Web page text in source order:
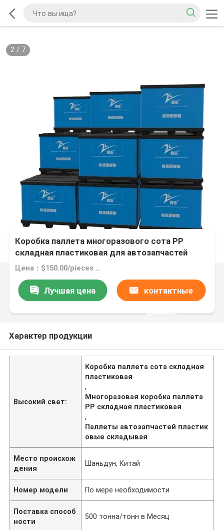
2/ 7
Коробка паллета многоразового сота PP
складная пластиковая для автозапчастей
Цена：$150.00/pieces 1-9 pieces
Лучшая цена контактные
данные
Характер продукции
Высокий свет:
Коробка паллета сота складная
пластиковая
,
Многоразовая коробка паллета
PP складная пластиковая
,
Паллеты автозапчастей пластик
овые складывая
Место происхож
дения
Шаньдун, Китай
Номер модели По мере необходимости
Поставка способ
ности
500 тонна/тонн в Месяц